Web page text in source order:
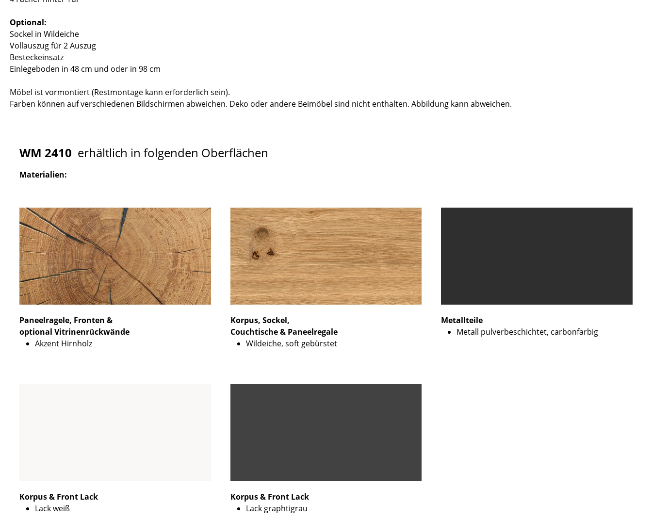
Optional:
Sockel in Wildeiche
Vollauszug für 2 Auszug
Besteckeinsatz
Einlegeboden in 48 cm und oder in 98 cm
Möbel ist vormontiert (Restmontage kann erforderlich sein).
Farben können auf verschiedenen Bildschirmen abweichen. Deko oder andere Beimöbel sind nicht enthalten. Abbildung kann abweichen.
WM 2410 erhältlich in folgenden Oberflächen
Materialien:
Paneelragele, Fronten &
optional Vitrinenrückwände
Akzent Hirnholz
Korpus, Sockel,
Couchtische & Paneelregale
Wildeiche, soft gebürstet
Metallteile
Metall pulverbeschichtet, carbonfarbig
Korpus & Front Lack
Lack weiß
Korpus & Front Lack
Lack graphtigrau